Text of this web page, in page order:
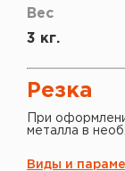
Вес
3 кг.
Резка
При
металла в
Виды и